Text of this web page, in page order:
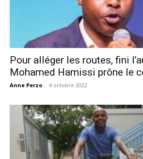
Pour alléger les routes, fini
Mohamed Hamissi prône le
Anne Perzo - 4 octobre 2022